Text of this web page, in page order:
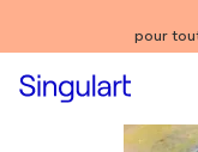
pour